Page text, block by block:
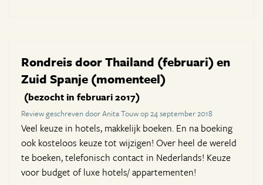
Rondreis door Thailand (februari) en
Zuid Spanje (momenteel)
(bezocht in februari 2017)
Review geschreven door Anita Touw op 24 september 2018
Veel keuze in hotels, makkelijk boeken. En na boeking
ook kosteloos keuze tot wijzigen! Over heel de wereld
te boeken, telefonisch contact in Nederlands! Keuze
voor budget of luxe hotels/ appartementen!